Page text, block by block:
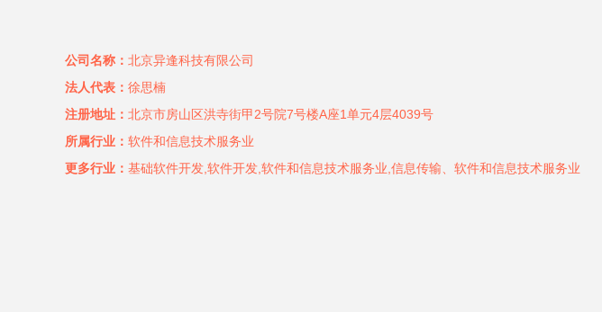
公司名称： 北京异逢科技有限公司
法人代表： 徐思楠
注册地址： 北京市房山区洪寺街甲2号院7号楼A座1单元4层4039号
所属行业： 软件和信息技术服务业
更多行业： 基础软件开发,软件开发,软件和信息技术服务业,信息传输、软件和信息技术服务业